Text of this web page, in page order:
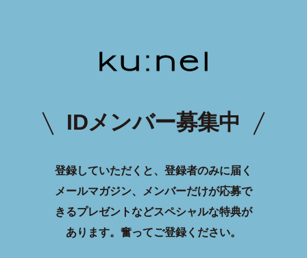
IDメンバー募集中
登録していただくと、登録者のみに届く
メールマガジン、メンバーだけが応募で
きるプレゼントなどスペシャルな特典が
あります。 奮ってご登録ください。